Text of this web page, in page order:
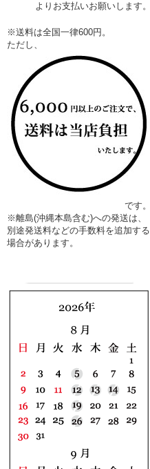
よりお支払いお願いします。
※送料は全国一律600円。
ただし、
です。
※離島(沖縄本島含む)への発送は、
別途発送料などの手数料を追加する
場合があります。